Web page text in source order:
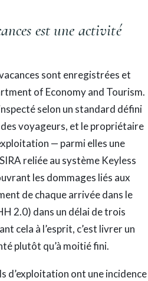
est une activité
sont enregistrées et
of Economy and Tourism.
selon un standard défini
voyageurs, et le propriétaire
— parmi elles une
reliée au système Keyless
les dommages liés aux
de chaque arrivée dans le
2.0) dans un délai de trois
cela à l’esprit, c’est livrer un
plutôt qu’à moitié fini.
d’exploitation ont une incidence